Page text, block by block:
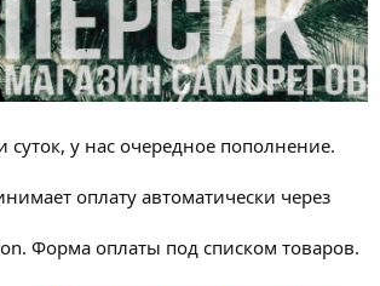
суток, у нас очередное пополнение.
оплату автоматически через
Форма оплаты под списком товаров.